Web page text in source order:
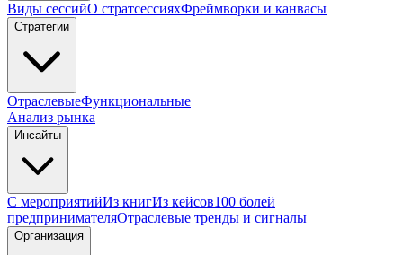
Виды сессийО стратсессияхФреймворки и канвасы
Стратегии
ОтраслевыеФункциональные
Анализ рынка
Инсайты
С мероприятийИз книгИз кейсов100 болей
предпринимателяОтраслевые тренды и сигналы
Организация